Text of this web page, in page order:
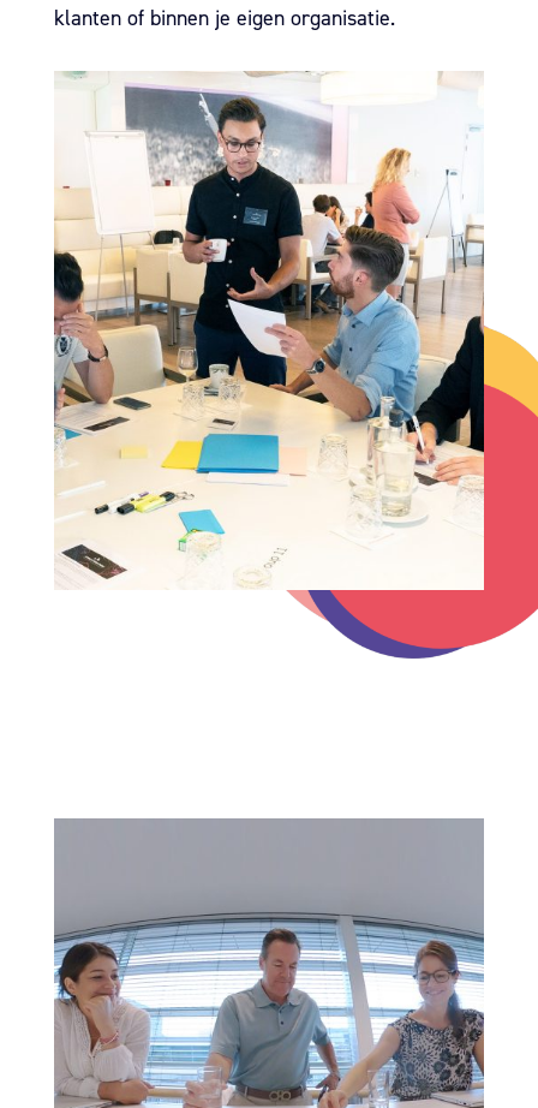
klanten of binnen je eigen organisatie.